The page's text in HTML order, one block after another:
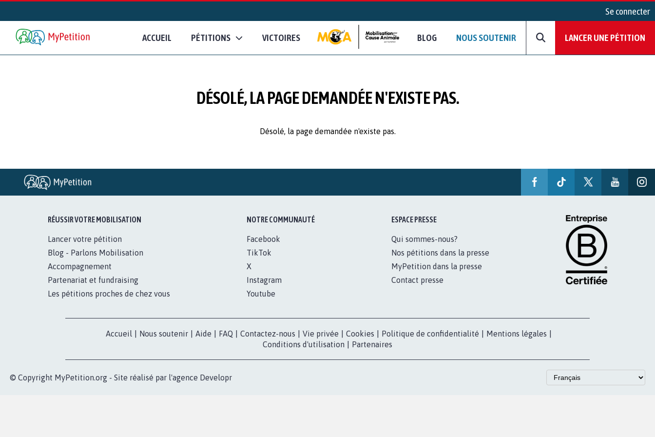
Se connecter
ACCUEIL PÉTITIONS VICTOIRES BLOG NOUS SOUTENIR LANCER UNE PÉTITION
DÉSOLÉ, LA PAGE DEMANDÉE N'EXISTE PAS.
Désolé, la page demandée n'existe pas.
RÉUSSIR VOTRE MOBILISATION
Lancer votre pétition
Blog - Parlons Mobilisation
Accompagnement
Partenariat et fundraising
Les pétitions proches de chez vous
NOTRE COMMUNAUTÉ
Facebook
TikTok
X
Instagram
Youtube
ESPACE PRESSE
Qui sommes-nous?
Nos pétitions dans la presse
MyPetition dans la presse
Contact presse
Accueil Nous soutenir Aide FAQ Contactez-nous Vie privée Cookies Politique de confidentialité Mentions légales
Conditions d'utilisation
Partenaires
© Copyright MyPetition.org - Site réalisé par l'agence Developr